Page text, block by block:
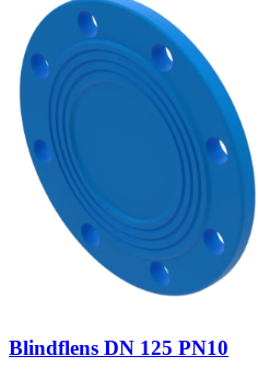
Blindflens DN 125 PN10